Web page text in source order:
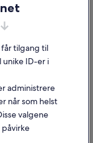
tilgang til
unike ID-er i
administrere
når som helst
valgene
påvirke